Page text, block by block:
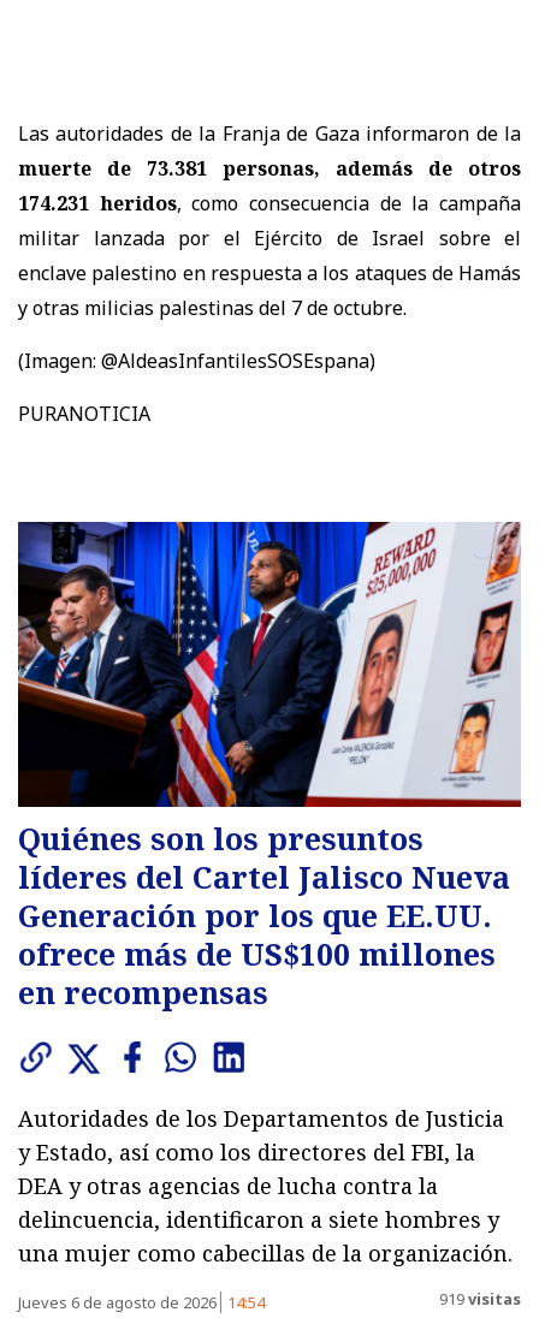
Las autoridades de la Franja de Gaza informaron de la
muerte de 73.381 personas, además de otros
174.231 heridos, como consecuencia de la campaña
militar lanzada por el Ejército de Israel sobre el
enclave palestino en respuesta a los ataques de Hamás
y otras milicias palestinas del 7 de octubre.
(Imagen: @AldeasInfantilesSOSEspana)
PURANOTICIA
Quiénes son los presuntos
líderes del Cartel Jalisco Nueva
Generación por los que EE.UU.
ofrece más de US$100 millones
en recompensas
Autoridades de los Departamentos de Justicia
y Estado, así como los directores del FBI, la
DEA y otras agencias de lucha contra la
delincuencia, identificaron a siete hombres y
una mujer como cabecillas de la organización.
Jueves 6 de agosto de 2026 14:54 919visitas